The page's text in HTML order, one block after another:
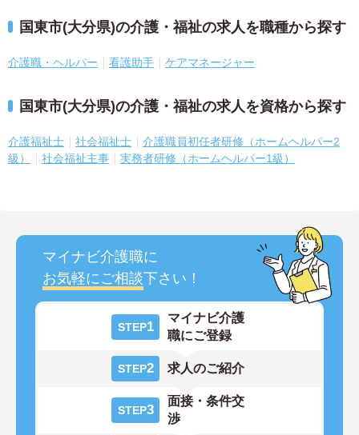
国東市(大分県)の介護・福祉の求人を職種から探す
介護職・ヘルパー 看護助手 ケアマネージャー
国東市(大分県)の介護・福祉の求人を資格から探す
介護福祉士 社会福祉士
介護職員初任者研修（ホームヘルパー2
級）
社会福祉主事 実務者研修（ホームヘルパー1級）
マイナビ介護職に
お気軽にご相談下さい！
STEP1
マイナビ介護
職にご登録
STEP2 求人のご紹介
STEP3
面接・条件交
渉